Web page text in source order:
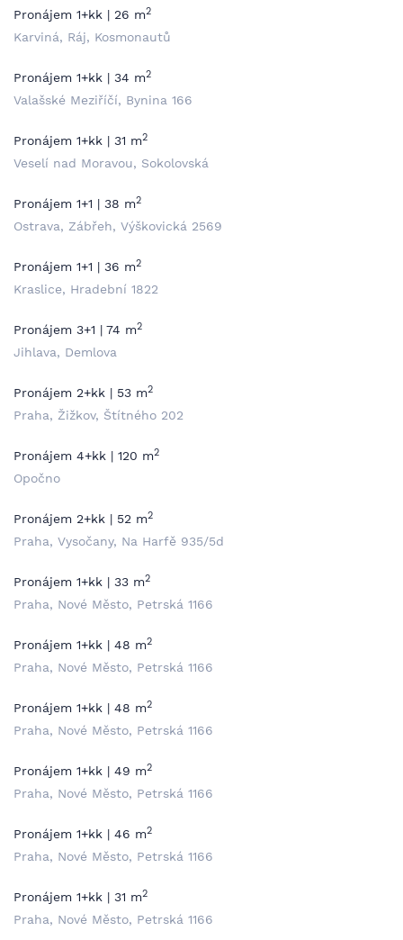
Pronájem 1+kk | 26 m2
Karviná, Ráj, Kosmonautů
Pronájem 1+kk | 34 m2
Valašské Meziříčí, Bynina 166
Pronájem 1+kk | 31 m2
Veselí nad Moravou, Sokolovská
Pronájem 1+1 | 38 m2
Ostrava, Zábřeh, Výškovická 2569
Pronájem 1+1 | 36 m2
Kraslice, Hradební 1822
Pronájem 3+1 | 74 m2
Jihlava, Demlova
Pronájem 2+kk | 53 m2
Praha, Žižkov, Štítného 202
Pronájem 4+kk | 120 m2
Opočno
Pronájem 2+kk | 52 m2
Praha, Vysočany, Na Harfě 935/5d
Pronájem 1+kk | 33 m2
Praha, Nové Město, Petrská 1166
Pronájem 1+kk | 48 m2
Praha, Nové Město, Petrská 1166
Pronájem 1+kk | 48 m2
Praha, Nové Město, Petrská 1166
Pronájem 1+kk | 49 m2
Praha, Nové Město, Petrská 1166
Pronájem 1+kk | 46 m2
Praha, Nové Město, Petrská 1166
Pronájem 1+kk | 31 m2
Praha, Nové Město, Petrská 1166